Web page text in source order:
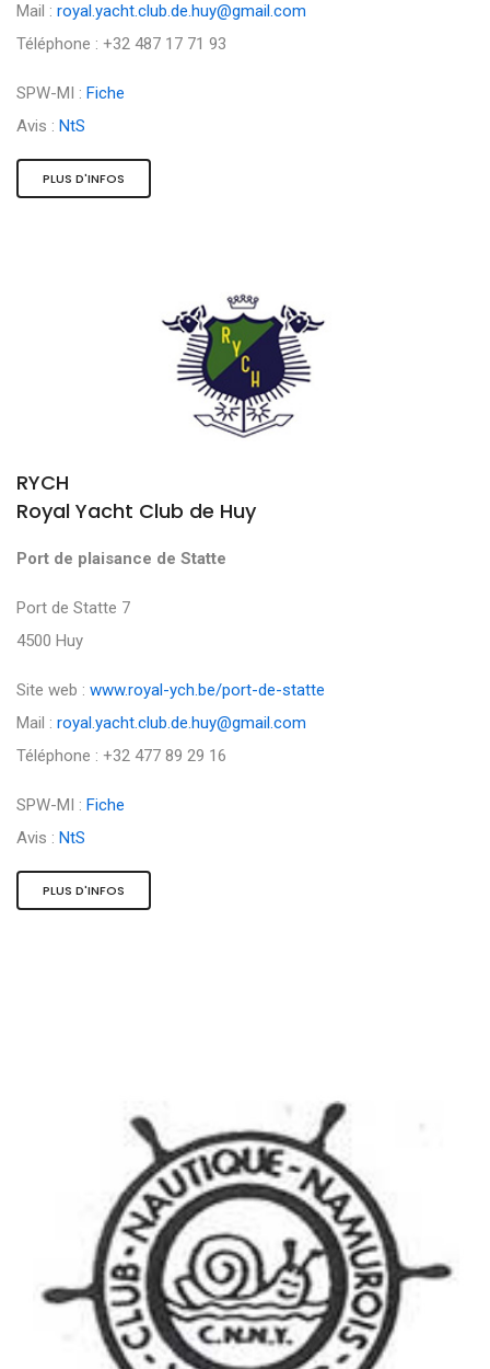
Mail : royal.yacht.club.de.huy@gmail.com
Téléphone : +32 487 17 71 93
SPW-MI : Fiche
Avis : NtS
PLUS D'INFOS
RYCH
Royal Yacht Club de Huy
Port de plaisance de Statte
Port de Statte 7
4500 Huy
Site web : www.royal-ych.be/port-de-statte
Mail : royal.yacht.club.de.huy@gmail.com
Téléphone : +32 477 89 29 16
SPW-MI : Fiche
Avis : NtS
PLUS D'INFOS